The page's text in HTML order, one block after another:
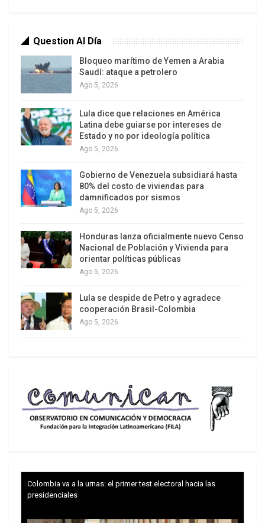
Question Al Día
Bloqueo marítimo de Yemen a Arabia
Saudí: ataque a petrolero
Ago 5, 2026
Lula dice que relaciones en América
Latina debe guiarse por intereses de
Estado y no por ideología política
Ago 5, 2026
Gobierno de Venezuela subsidiará hasta
80% del costo de viviendas para
damnificados por sismos
Ago 5, 2026
Honduras lanza oficialmente nuevo Censo
Nacional de Población y Vivienda para
orientar políticas públicas
Ago 5, 2026
Lula se despide de Petro y agradece
cooperación Brasil-Colombia
Ago 5, 2026
Colombia va a la urnas: el primer test electoral hacia las
presidenciales